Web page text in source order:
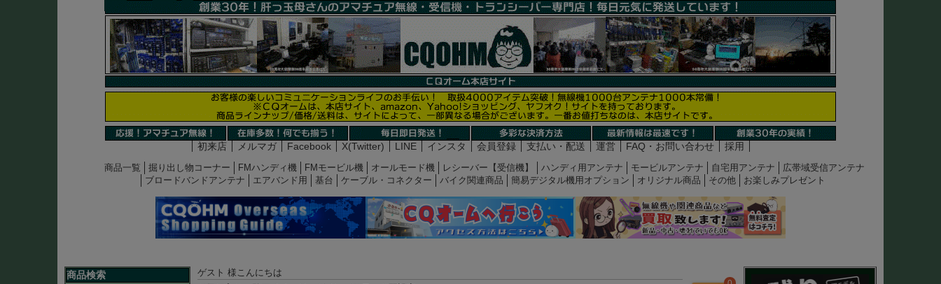
初来店 メルマガ Facebook X(Twitter) LINE インスタ 会員登録 支払い・配送 運営 FAQ・お問い合わせ 採用
商品一覧 掘り出し物コーナー FMハンディ機 FMモービル機 オールモード機 レシーバー【受信機】 ハンディ用アンテナ モービルアンテナ 自宅用アンテナ
広帯域受信アンテナ
ブロードバンドアンテナ
エアバンド用 基台 ケーブル・コネクター バイク関連商品 簡易デジタル機用オプション オリジナル商品 その他 お楽しみプレゼント
商品検索 ゲスト 様こんにちは